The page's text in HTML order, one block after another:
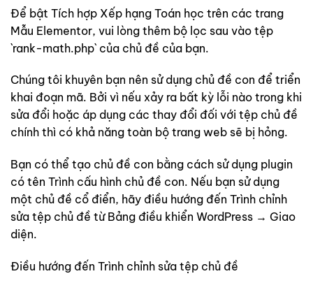
Để bật Tích hợp Xếp hạng Toán học trên các trang
Mẫu Elementor, vui lòng thêm bộ lọc sau vào tệp
`rank-math.php` của chủ đề của bạn.
Chúng tôi khuyên bạn nên sử dụng chủ đề con để triển
khai đoạn mã. Bởi vì nếu xảy ra bất kỳ lỗi nào trong khi
sửa đổi hoặc áp dụng các thay đổi đối với tệp chủ đề
chính thì có khả năng toàn bộ trang web sẽ bị hỏng.
Bạn có thể tạo chủ đề con bằng cách sử dụng plugin
có tên Trình cấu hình chủ đề con. Nếu bạn sử dụng
một chủ đề cổ điển, hãy điều hướng đến Trình chỉnh
sửa tệp chủ đề từ Bảng điều khiển WordPress → Giao
diện.
Điều hướng đến Trình chỉnh sửa tệp chủ đề